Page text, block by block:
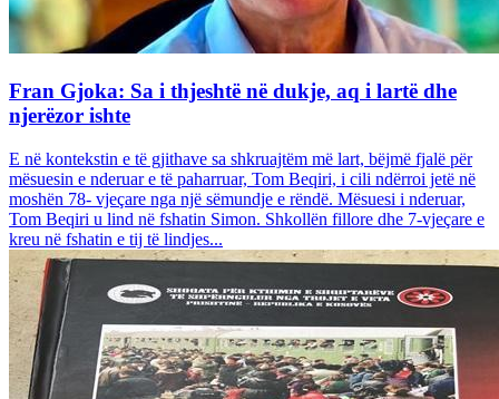
Fran Gjoka: Sa i thjeshtë në dukje, aq i lartë dhe
njerëzor ishte
E në kontekstin e të gjithave sa shkruajtëm më lart, bëjmë fjalë për
mësuesin e nderuar e të paharruar, Tom Beqiri, i cili ndërroi jetë në
moshën 78- vjeçare nga një sëmundje e rëndë. Mësuesi i nderuar,
Tom Beqiri u lind në fshatin Simon. Shkollën fillore dhe 7-vjeçare e
kreu në fshatin e tij të lindjes...